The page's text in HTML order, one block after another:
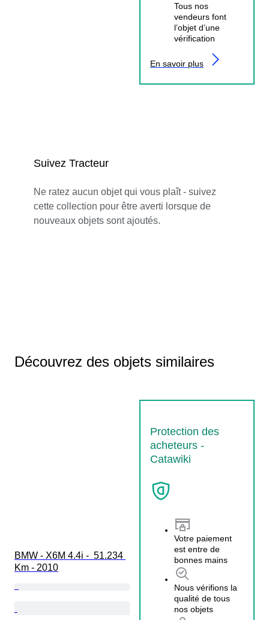
Tous nos
vendeurs font
l’objet d’une
vérification
En savoir plus
Suivez Tracteur
Ne ratez aucun objet qui vous plaît - suivez
cette collection pour être averti lorsque de
nouveaux objets sont ajoutés.
Découvrez des objets similaires
Protection des
acheteurs -
Catawiki
Votre paiement
est entre de
bonnes mains
Nous vérifions la
qualité de tous
nos objets
BMW - X6M 4.4i -  51.234
Km - 2010